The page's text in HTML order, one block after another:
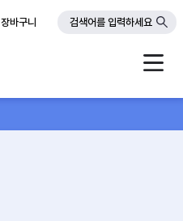
장바구니 검색어를 입력하세요